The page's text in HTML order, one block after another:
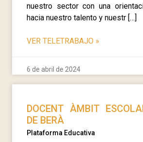
nuestro sector con una
hacia nuestro talento y nuestr […]
VER TELETRABAJO »
6 de abril de 2024
DOCENT ÀMBIT
DE BERÀ
Plataforma Educativa